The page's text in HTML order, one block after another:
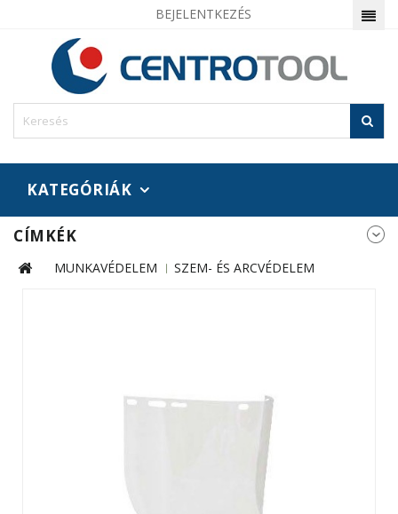
BEJELENTKEZÉS
KATEGÓRIÁK
CÍMKÉK
MUNKAVÉDELEM SZEM- ÉS ARCVÉDELEM